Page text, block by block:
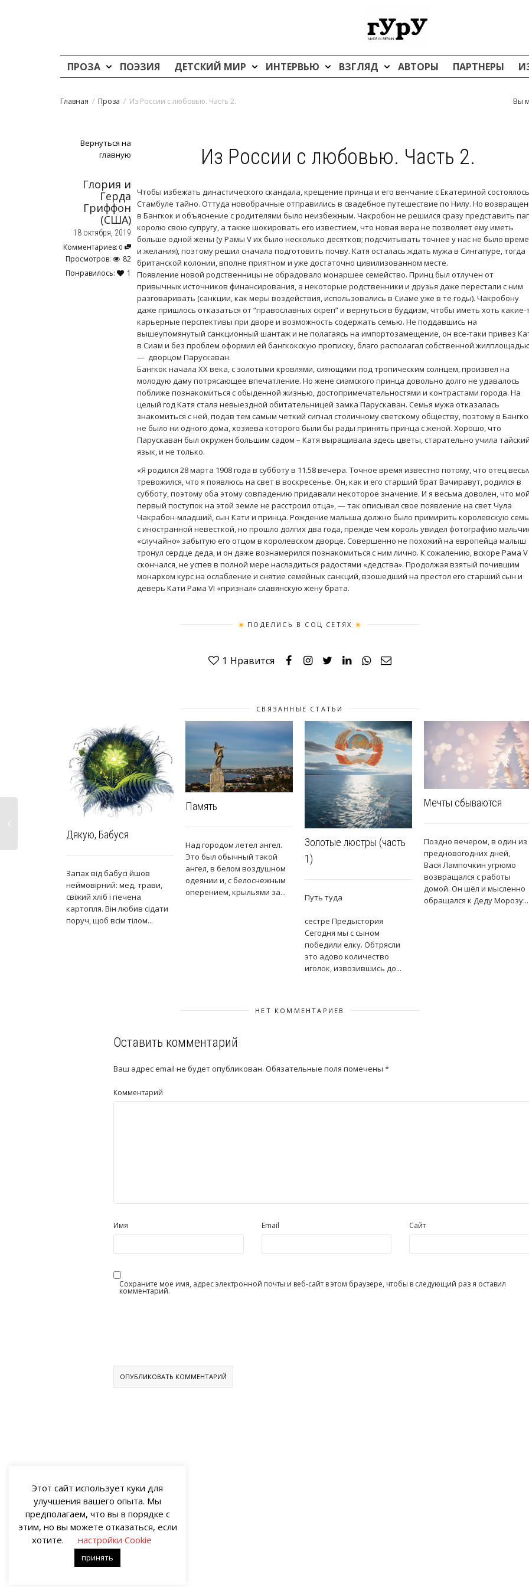
ПРОЗА ПОЭЗИЯ ДЕТСКИЙ МИР ИНТЕРВЬЮ ВЗГЛЯД АВТОРЫ ПАРТНЕРЫ
Главная Проза Из России с любовью. Часть 2. Вы
Вернуться на
главную
Глория и
Герда
Гриффон
(США)
18 октября, 2019
Комментариев: 0
Просмотров:
82
Понравилось:
1
Из России с любовью. Часть 2.
Чтобы избежать династического скандала, крещение принца и его венчание с Екатериной
Стамбуле тайно. Оттуда новобрачные отправились в свадебное путешествие по Нилу. Но
в Бангкок и объяснение с родителями было неизбежным. Чакробон не решился сразу представить
королю свою супругу, а также шокировать его известием, что новая вера не позволяет ему иметь
больше одной жены (у Рамы V их было несколько десятков; подсчитывать точнее у нас не было
и желания), поэтому решил сначала подготовить почву. Катя осталась ждать мужа в Сингапуре, тогда
британской колонии, вполне приятном и уже достаточно цивилизованном месте.
Появление новой родственницы не обрадовало монаршее семейство. Принц был отлучен от
привычных источников финансирования, а некоторые родственники и друзья даже перестали с ним
разговаривать (санкции, как меры воздействия, использовались в Сиаме уже в те годы). Чакробону
даже пришлось отказаться от “православных скреп” и вернуться в буддизм, чтобы иметь хоть какие-
карьерные перспективы при дворе и возможность содержать семью. Не поддавшись на
вышеупомянутый санкционный шантаж и не полагаясь на импортозамещение, он все-таки привез
в Сиам и без проблем оформил ей бангкокскую прописку, благо располагал собственной
— дворцом Парускаван.
Бангкок начала XX века, с золотыми кровлями, сияющими под тропическим солнцем, произвел на
молодую даму потрясающее впечатление. Но жене сиамского принца довольно долго не удавалось
поближе познакомиться с обыденной жизнью, достопримечательностями и контрастами города. На
целый год Катя стала невыездной обитательницей замка Парускаван. Семья мужа отказалась
знакомиться с ней, подав тем самым четкий сигнал столичному светскому обществу, поэтому в
не было ни одного дома, хозяева которого были бы рады принять принца с женой. Хорошо, что
Парускаван был окружен большим садом – Катя выращивала здесь цветы, старательно учила тайский
язык, и не только.
«Я родился 28 марта 1908 года в субботу в 11.58 вечера. Точное время известно потому, что отец
тревожился, что я появлюсь на свет в воскресенье. Он, как и его старший брат Вачиравут, родился в
субботу, поэтому оба этому совпадению придавали некоторое значение. И я весьма доволен, что мой
первый поступок на этой земле не расстроил отца», — так описывал свое появление на свет Чула
Чакрабон-младший, сын Кати и принца. Рождение малыша должно было примирить королевскую
с иностранной невесткой, но прошло долгих два года, прежде чем король увидел фотографию
«случайно» забытую его отцом в королевском дворце. Совершенно не похожий на европейца малыш
тронул сердце деда, и он даже вознамерился познакомиться с ним лично. К сожалению, вскоре Рама V
скончался, не успев в полной мере насладиться радостями «дедства». Продолжая взятый почившим
монархом курс на ослабление и снятие семейных санкций, взошедший на престол его старший сын и
деверь Кати Рама VI «признал» славянскую жену брата.
ПОДЕЛИСЬ В СОЦ СЕТЯХ
1 Нравится
СВЯЗАННЫЕ СТАТЬИ
Дякую, Бабуся
Запах від бабусі йшов
неймовірний: мед, трави,
свіжий хліб і печена
картопля. Він любив сідати
поруч, щоб всім тілом...
Память
Над городом летел ангел.
Это был обычный такой
ангел, в белом воздушном
одеянии и, с белоснежным
оперением, крыльями за...
Золотые люстры (часть
1)
Путь туда
сестре Предыстория
Сегодня мы с сыном
победили елку. Обтрясли
это адово количество
иголок, извозившись до...
Мечты сбываются
Поздно вечером, в один из
предновогодних дней,
Вася Лампочкин угрюмо
возвращался с работы
домой. Он шёл и мысленно
обращался к Деду Морозу:...
НЕТ КОММЕНТАРИЕВ
Оставить комментарий
Ваш адрес email не будет опубликован. Обязательные поля помечены *
Комментарий
Имя Email Сайт
Сохраните мое имя, адрес электронной почты и веб-сайт в этом браузере, чтобы в следующий раз я оставил
комментарий.
Этот сайт использует куки для
улучшения вашего опыта. Мы
предполагаем, что вы в порядке с
этим, но вы можете отказаться, если
хотите.
настройки Cookie
принять